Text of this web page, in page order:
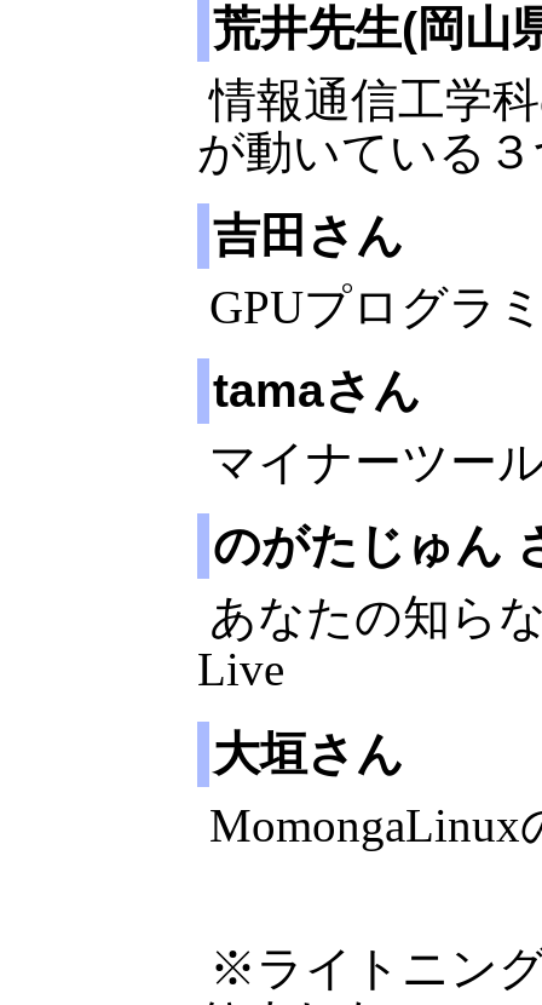
荒井先生(岡山
情報通信工学
が動いている
吉田さん
GPUプログラ
tamaさん
マイナーツー
のがたじゅん
あなたの知ら
Live
大垣さん
※ライトニン